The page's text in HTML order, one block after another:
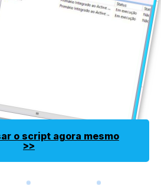
o script agora mesmo
>>